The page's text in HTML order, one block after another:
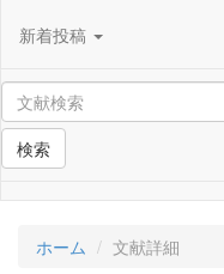
新着投稿
検索
ホーム 文献詳細